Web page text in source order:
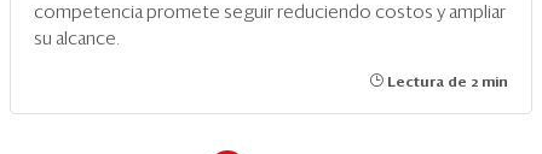
competencia promete seguir reduciendo costos y ampliar
su alcance.
Lectura de 2 min